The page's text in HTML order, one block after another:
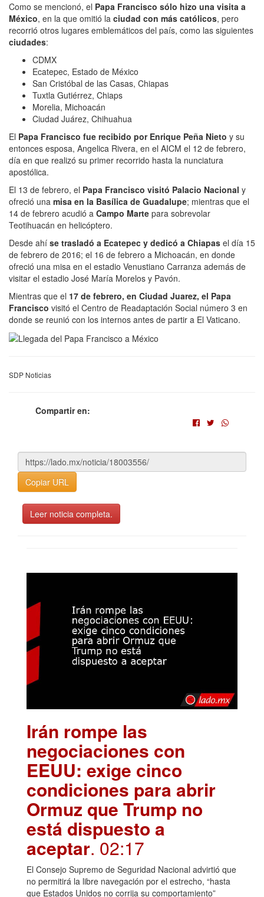
Como se mencionó, el Papa Francisco sólo hizo una visita a
México, en la que omitió la ciudad con más católicos, pero
recorrió otros lugares emblemáticos del país, como las siguientes
ciudades:
CDMX
Ecatepec, Estado de México
San Cristóbal de las Casas, Chiapas
Tuxtla Gutiérrez, Chiaps
Morelia, Michoacán
Ciudad Juárez, Chihuahua
El Papa Francisco fue recibido por Enrique Peña Nieto y su
entonces esposa, Angelica Rivera, en el AICM el 12 de febrero,
día en que realizó su primer recorrido hasta la nunciatura
apostólica.
El 13 de febrero, el Papa Francisco visitó Palacio Nacional y
ofreció una misa en la Basílica de Guadalupe; mientras que el
14 de febrero acudió a Campo Marte para sobrevolar
Teotihuacán en helicóptero.
Desde ahí se trasladó a Ecatepec y dedicó a Chiapas el día 15
de febrero de 2016; el 16 de febrero a Michoacán, en donde
ofreció una misa en el estadio Venustiano Carranza además de
visitar el estadio José María Morelos y Pavón.
Mientras que el 17 de febrero, en Ciudad Juarez, el Papa
Francisco visitó el Centro de Readaptación Social número 3 en
donde se reunió con los internos antes de partir a El Vaticano.
SDP Noticias
Compartir en:
Copiar URL
Leer noticia completa.
Irán rompe las
negociaciones con
EEUU: exige cinco
condiciones para abrir
Ormuz que Trump no
está dispuesto a
aceptar. 02:17
El Consejo Supremo de Seguridad Nacional advirtió que
no permitirá la libre navegación por el estrecho, “hasta
que Estados Unidos no corrija su comportamiento”